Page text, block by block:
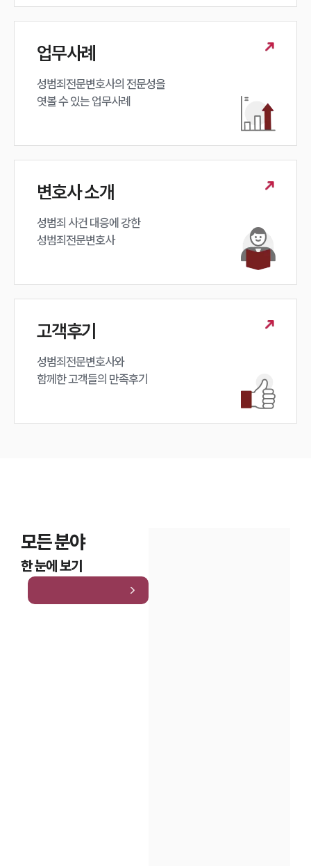
업무사례
성범죄전문변호사의 전문성을
엿볼 수 있는 업무사례
변호사 소개
성범죄 사건 대응에 강한
성범죄전문변호사
고객후기
성범죄전문변호사와
함께한 고객들의 만족후기
모든 분야
한 눈에 보기